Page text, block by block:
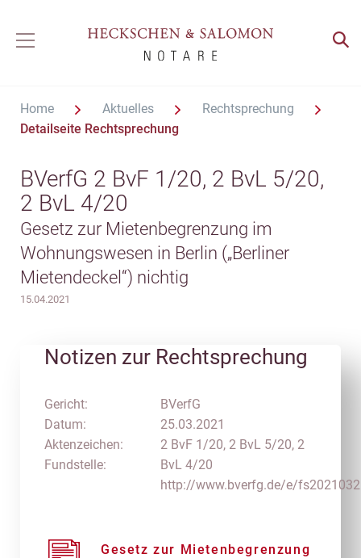
Home Aktuelles
Rechtsprechung
Detailseite Rechtsprechung
BVerfG 2 BvF 1/20, 2 BvL 5/20,
2 BvL 4/20
Gesetz zur Mietenbegrenzung im
Wohnungswesen in Berlin („Berliner
Mietendeckel“) nichtig
15.04.2021
Notizen zur Rechtsprechung
Gericht:
Datum:
Aktenzeichen:
Fundstelle:
BVerfG
25.03.2021
2 BvF 1/20, 2 BvL 5/20, 2
BvL 4/20
http://www.bverfg.de/e/
Gesetz zur Mietenbegrenzung